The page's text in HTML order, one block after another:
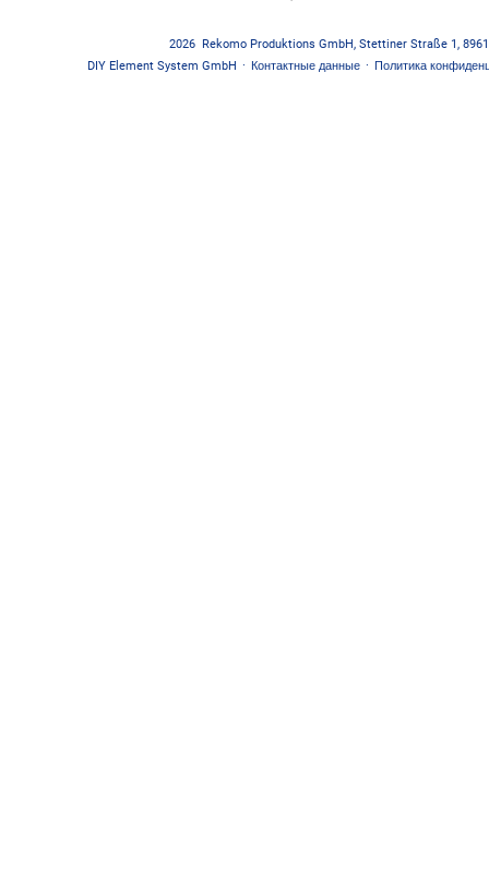
2026 Rekomo Produktions GmbH, Stettiner Straße 1,
DIY Element System GmbH · Контактные данные · Политика